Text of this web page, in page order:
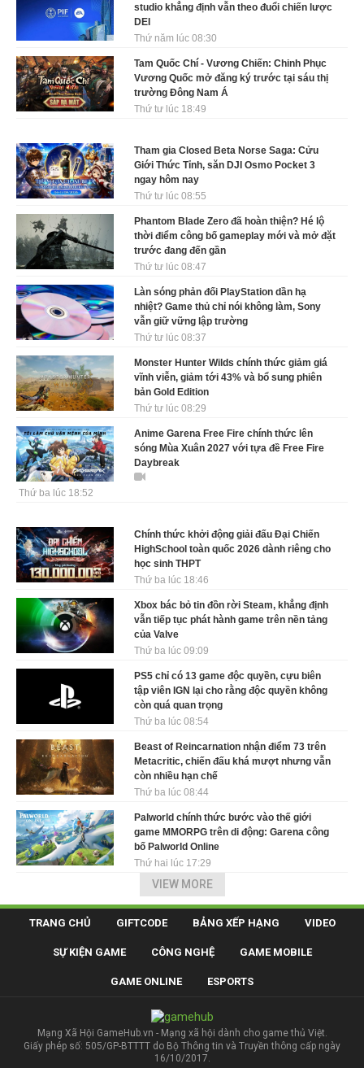
studio khẳng định vẫn theo đuổi chiến lược
DEI
Thứ năm lúc 08:30
Tam Quốc Chí - Vương Chiến: Chinh Phục
Vương Quốc mở đăng ký trước tại sáu thị
trường Đông Nam Á
Thứ tư lúc 18:49
Tham gia Closed Beta Norse Saga: Cửu
Giới Thức Tỉnh, săn DJI Osmo Pocket 3
ngay hôm nay
Thứ tư lúc 08:55
Phantom Blade Zero đã hoàn thiện? Hé lộ
thời điểm công bố gameplay mới và mở đặt
trước đang đến gần
Thứ tư lúc 08:47
Làn sóng phản đối PlayStation dần hạ
nhiệt? Game thủ chỉ nói không làm, Sony
vẫn giữ vững lập trường
Thứ tư lúc 08:37
Monster Hunter Wilds chính thức giảm giá
vĩnh viễn, giảm tới 43% và bổ sung phiên
bản Gold Edition
Thứ tư lúc 08:29
Anime Garena Free Fire chính thức lên
sóng Mùa Xuân 2027 với tựa đề Free Fire
Daybreak
Thứ ba lúc 18:52
Chính thức khởi động giải đấu Đại Chiến
HighSchool toàn quốc 2026 dành riêng cho
học sinh THPT
Thứ ba lúc 18:46
Xbox bác bỏ tin đồn rời Steam, khẳng định
vẫn tiếp tục phát hành game trên nền tảng
của Valve
Thứ ba lúc 09:09
PS5 chỉ có 13 game độc quyền, cựu biên
tập viên IGN lại cho rằng độc quyền không
còn quá quan trọng
Thứ ba lúc 08:54
Beast of Reincarnation nhận điểm 73 trên
Metacritic, chiến đấu khá mượt nhưng vẫn
còn nhiều hạn chế
Thứ ba lúc 08:44
Palworld chính thức bước vào thế giới
game MMORPG trên di động: Garena công
bố Palworld Online
Thứ hai lúc 17:29
VIEW MORE
TRANG CHỦ GIFTCODE BẢNG XẾP HẠNG VIDEO
SỰ KIỆN GAME CÔNG NGHỆ GAME MOBILE
GAME ONLINE ESPORTS
Mạng Xã Hội GameHub.vn - Mạng xã hội dành cho game thủ Việt.
Giấy phép số: 505/GP-BTTTT do Bộ Thông tin và Truyền thông cấp ngày
16/10/2017.